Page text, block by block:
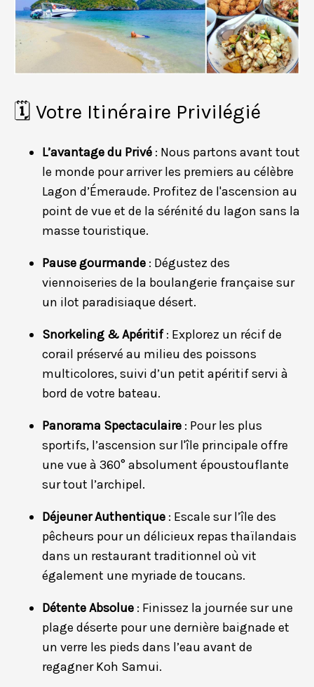
🗓️ Votre Itinéraire Privilégié
L’avantage du Privé : Nous partons avant tout
le monde pour arriver les premiers au célèbre
Lagon d’Émeraude. Profitez de l'ascension au
point de vue et de la sérénité du lagon sans la
masse touristique.
Pause gourmande : Dégustez des
viennoiseries de la boulangerie française sur
un ilot paradisiaque désert.
Snorkeling & Apéritif: Explorez un récif de
corail préservé au milieu des poissons
multicolores, suivi d’un petit apéritif servi à
bord de votre bateau.
Panorama Spectaculaire : Pour les plus
sportifs, l’ascension sur l'île principale offre
une vue à 360° absolument époustouflante
sur tout l’archipel.
Déjeuner Authentique : Escale sur l’île des
pêcheurs pour un délicieux repas thaïlandais
dans un restaurant traditionnel où vit
également une myriade de toucans.
Détente Absolue : Finissez la journée sur une
plage déserte pour une dernière baignade et
un verre les pieds dans l’eau avant de
regagner Koh Samui.